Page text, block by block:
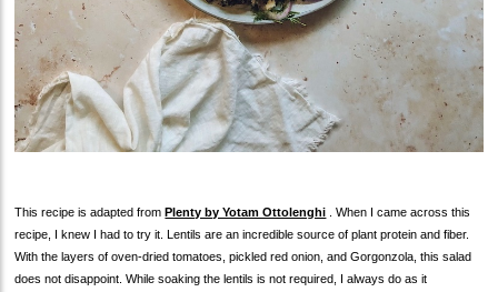
This recipe is adapted fromPlenty by Yotam Ottolenghi . When I came across this
recipe, I knew I had to try it. Lentils are an incredible source of plant protein and fiber.
With the layers of oven-dried tomatoes, pickled red onion, and Gorgonzola, this salad
does not disappoint. While soaking the lentils is not required, I always do as it